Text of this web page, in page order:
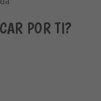
POR TI?